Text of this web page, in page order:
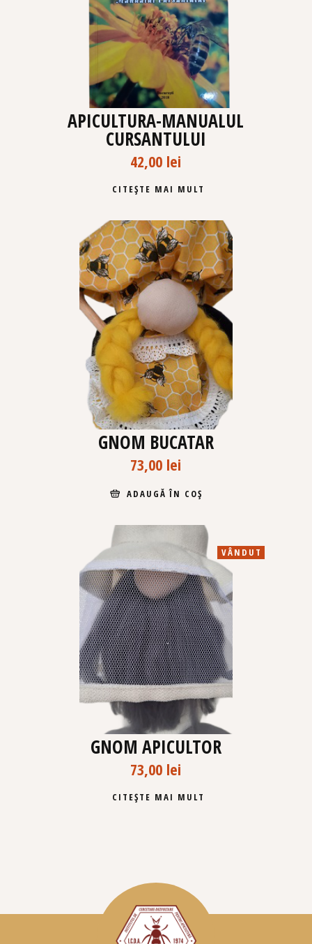
APICULTURA-MANUALUL
CURSANTULUI
42,00 lei
CITEȘTE MAI MULT
GNOM BUCATAR
73,00 lei
ADAUGĂ ÎN COȘ
VÂNDUT
GNOM APICULTOR
73,00 lei
CITEȘTE MAI MULT